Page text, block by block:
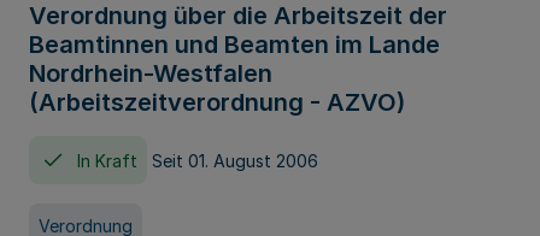
Verordnung über die Arbeitszeit der
Beamtinnen und Beamten im Lande
Nordrhein-Westfalen
(Arbeitszeitverordnung - AZVO)
In Kraft Seit 01. August 2006
Verordnung